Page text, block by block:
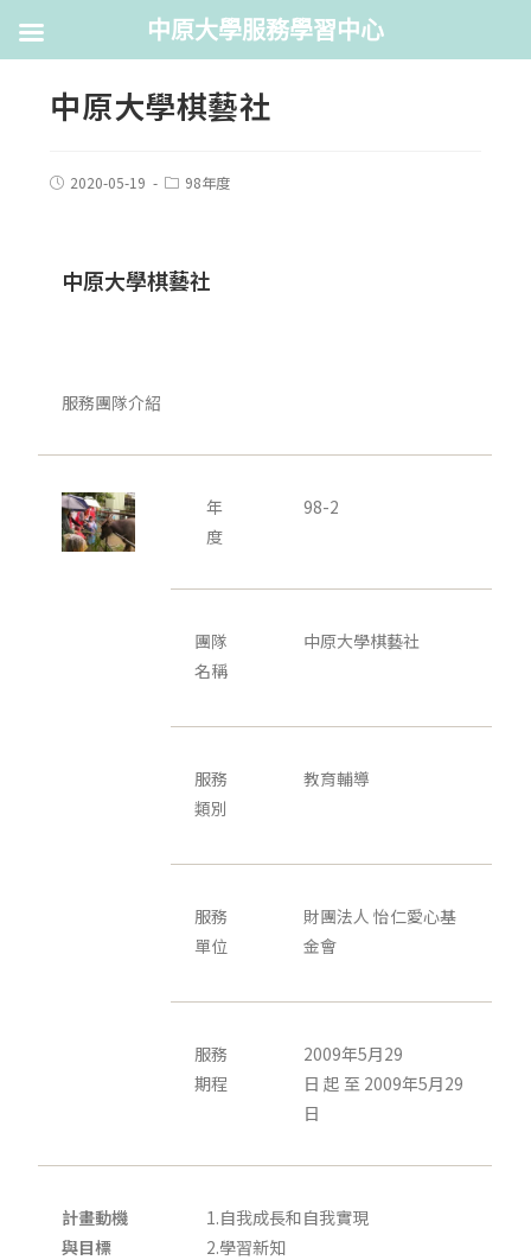
中原大學棋藝社
2020-05-19 98年度
中原大學棋藝社
服務團隊介紹
年
度
98-2
團隊
名稱
中原大學棋藝社
服務
類別
教育輔導
服務
單位
財團法人 怡仁愛心基
金會
服務
期程
2009年5月29
日 起 至 2009年5月29
日
計畫動機
與目標
1.自我成長和自我實現
2.學習新知
中原大學服務學習中心